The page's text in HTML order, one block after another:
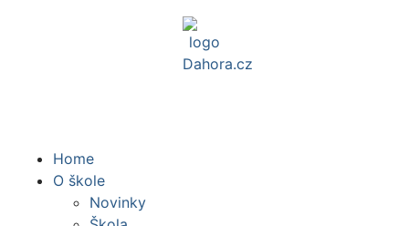
Home
O škole
Novinky